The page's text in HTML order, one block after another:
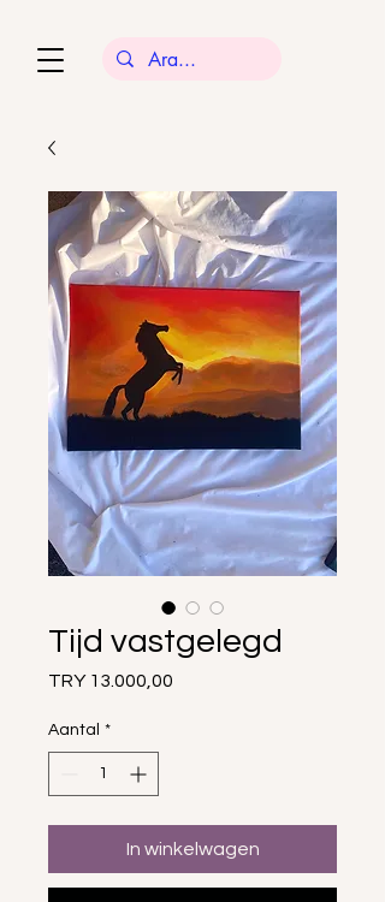
Tijd vastgelegd
TRY 13.000,00
Aantal *
In winkelwagen